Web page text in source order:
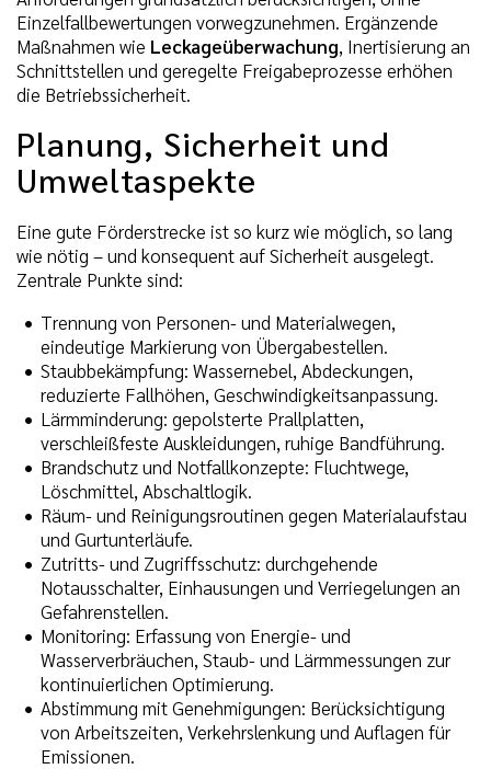
Einzelfallbewertungen vorwegzunehmen. Ergänzende
Maßnahmen wie Leckageüberwachung, Inertisierung an
Schnittstellen und geregelte Freigabeprozesse erhöhen
die Betriebssicherheit.
Planung, Sicherheit und
Umweltaspekte
Eine gute Förderstrecke ist so kurz wie möglich, so lang
wie nötig – und konsequent auf Sicherheit ausgelegt.
Zentrale Punkte sind:
Trennung von Personen- und Materialwegen,
eindeutige Markierung von Übergabestellen.
Staubbekämpfung: Wassernebel, Abdeckungen,
reduzierte Fallhöhen, Geschwindigkeitsanpassung.
Lärmminderung: gepolsterte Prallplatten,
verschleißfeste Auskleidungen, ruhige Bandführung.
Brandschutz und Notfallkonzepte: Fluchtwege,
Löschmittel, Abschaltlogik.
Räum- und Reinigungsroutinen gegen Materialaufstau
und Gurtunterläufe.
Zutritts- und Zugriffsschutz: durchgehende
Notausschalter, Einhausungen und Verriegelungen an
Gefahrenstellen.
Monitoring: Erfassung von Energie- und
Wasserverbräuchen, Staub- und Lärmmessungen zur
kontinuierlichen Optimierung.
Abstimmung mit Genehmigungen: Berücksichtigung
von Arbeitszeiten, Verkehrslenkung und Auflagen für
Emissionen.